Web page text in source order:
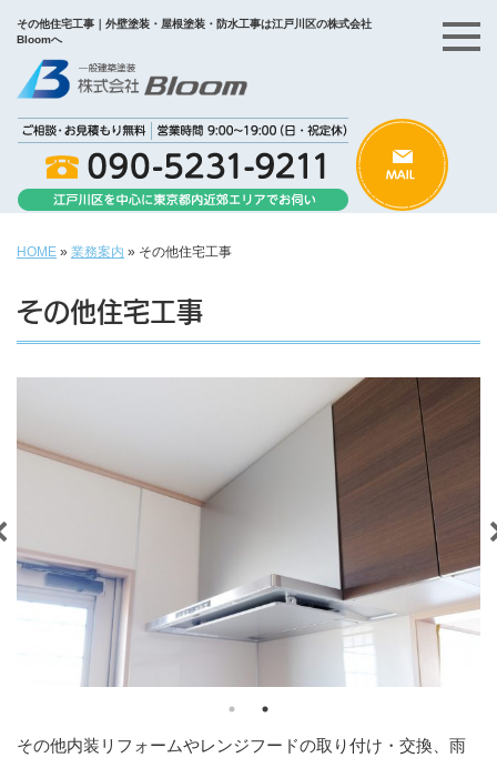
その他住宅工事｜外壁塗装・屋根塗装・防水工事は江戸川区の株式会社
Bloomへ
HOME » 業務案内 » その他住宅工事
その他住宅工事
その他内装リフォームやレンジフードの取り付け・交換、雨